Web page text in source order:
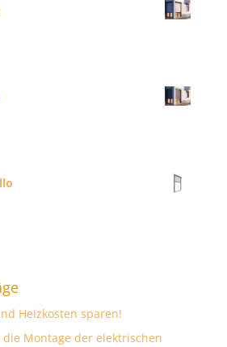
Heizkosten sparen!
die Montage der elektrischen